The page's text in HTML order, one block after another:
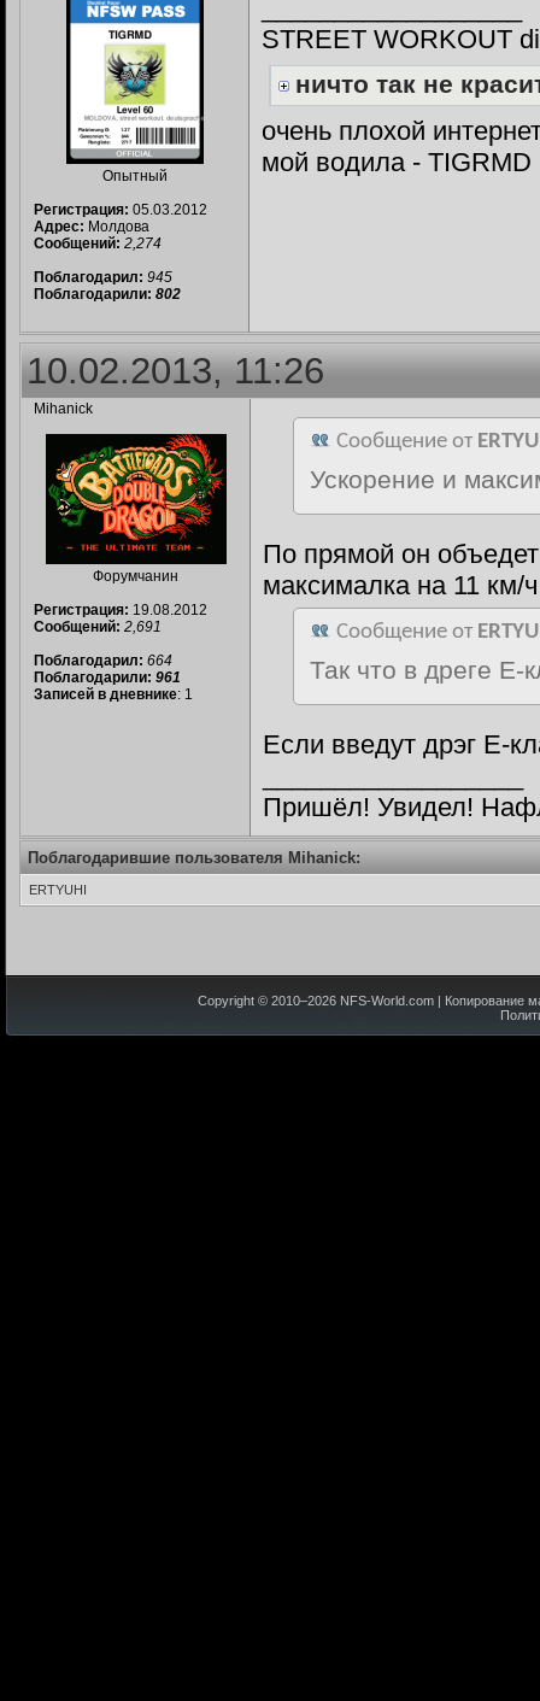
Опытный
Регистрация: 05.03.2012
Адрес: Молдова
Сообщений: 2,274
Поблагодарил: 945
Поблагодарили: 802
STREET WORKOUT
ничто так не
очень плохой
мой водила -
10.02.2013, 11:26
Mihanick
Форумчанин
Регистрация: 19.08.2012
Сообщений: 2,691
Поблагодарил: 664
Поблагодарили: 961
Записей в дневнике: 1
Сообщение от
Ускорение и
По прямой он
максималка на 11 км/
Сообщение от
Так что в дреге Е-
Если введут дрэг E-
Пришёл! Увидел!
Поблагодарившие пользователя Mihanick:
ERTYUHI
Copyright © 2010–2026 NFS-World.com | Копирование